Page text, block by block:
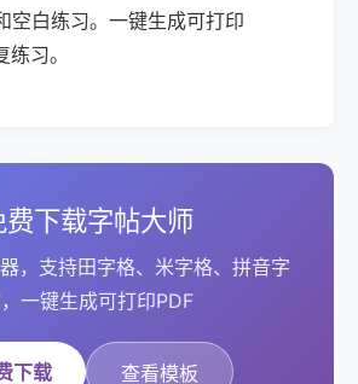
空白练习。一键生成可打印
习。
费下载字帖大师
，支持田字格、米字格、拼音字
一键生成可打印PDF
下载 查看模板